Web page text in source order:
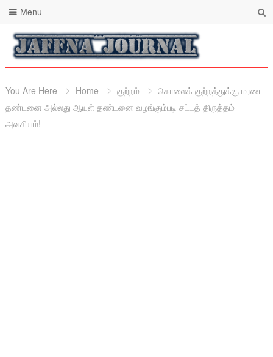
Menu
You Are Here Home குற்றம்
கொலைக் குற்றத்துக்கு மரண
தண்டனை அல்லது ஆயுள் தண்டனை வழங்கும்படி சட்டத் திருத்தம்
அவசியம்!